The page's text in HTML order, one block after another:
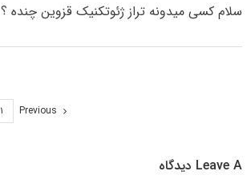
سلام کسی میدونه تراز ژئوتکنیک قزوین چنده ؟
Previous ۱
Leave A دیدگاه